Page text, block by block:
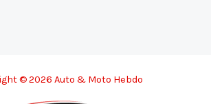
© 2026 Auto & Moto Hebdo